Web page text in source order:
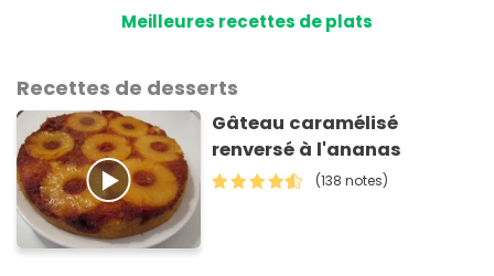
Meilleures recettes de plats
Recettes de desserts
Gâteau caramélisé
renversé à l'ananas
(138 notes)